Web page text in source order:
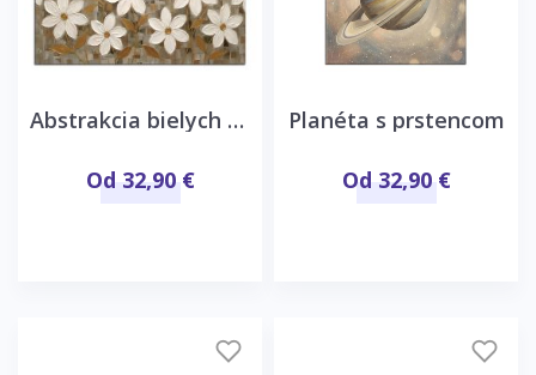
Abstrakcia bielych kvetov
Od 32,90 €
Planéta s prstencom
Od 32,90 €